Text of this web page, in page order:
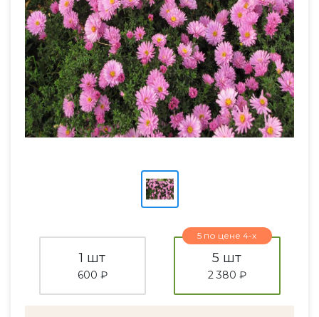
1 шт
600 ₽
5 по цене 4-х
5 шт
2 380 ₽